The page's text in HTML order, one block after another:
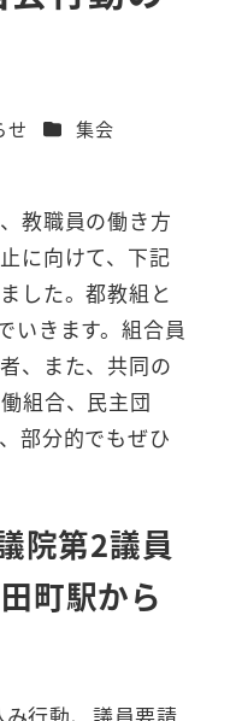
せ カテゴリー
集会
教職員の働き方
に向けて、下記
した。都教組と
いきます。組合員
、また、共同の
組合、民主団
部分的でもぜひ
院第2議員
町駅から